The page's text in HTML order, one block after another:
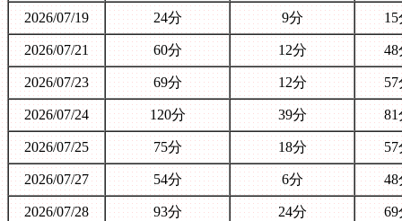
2026/07/19 24分 9分 15
2026/07/21 60分 12分 48
2026/07/23 69分 12分 57
2026/07/24 120分 39分 81
2026/07/25 75分 18分 57
2026/07/27 54分 6分 48
2026/07/28 93分 24分 69